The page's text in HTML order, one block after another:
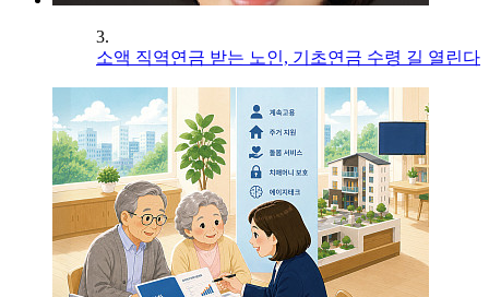
3.
소액 직역연금 받는 노인, 기초연금 수령 길 열린다